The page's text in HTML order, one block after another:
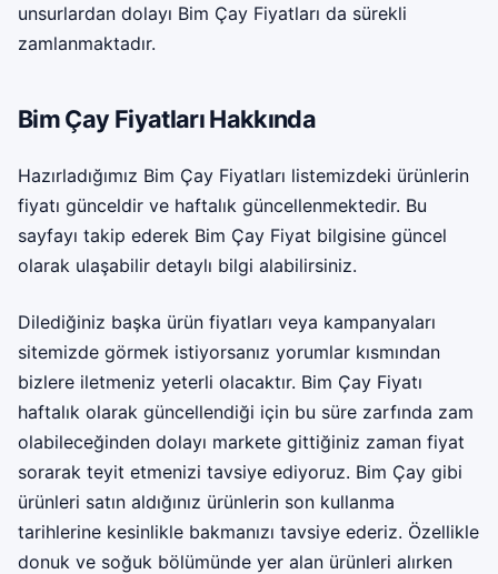
unsurlardan dolayı Bim Çay Fiyatları da sürekli
zamlanmaktadır.
Bim Çay Fiyatları Hakkında
Hazırladığımız Bim Çay Fiyatları listemizdeki ürünlerin
fiyatı günceldir ve haftalık güncellenmektedir. Bu
sayfayı takip ederek Bim Çay Fiyat bilgisine güncel
olarak ulaşabilir detaylı bilgi alabilirsiniz.
Dilediğiniz başka ürün fiyatları veya kampanyaları
sitemizde görmek istiyorsanız yorumlar kısmından
bizlere iletmeniz yeterli olacaktır. Bim Çay Fiyatı
haftalık olarak güncellendiği için bu süre zarfında zam
olabileceğinden dolayı markete gittiğiniz zaman fiyat
sorarak teyit etmenizi tavsiye ediyoruz. Bim Çay gibi
ürünleri satın aldığınız ürünlerin son kullanma
tarihlerine kesinlikle bakmanızı tavsiye ederiz. Özellikle
donuk ve soğuk bölümünde yer alan ürünleri alırken